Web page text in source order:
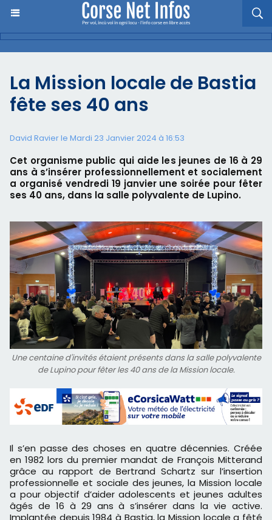
La Mission locale de Bastia
fête ses 40 ans
David Ravier le Mardi 23 Janvier 2024 à 16:53
Cet organisme public qui aide les jeunes de 16 à 29
ans à s’insérer professionnellement et socialement
a organisé vendredi 19 janvier une soirée pour fêter
ses 40 ans, dans la salle polyvalente de Lupino.
Une centaine d'invités étaient présents dans la salle polyvalente
de Lupino pour fêter les 40 ans de la Mission locale.
Il s’en passe des choses en quatre décennies. Créée
en 1982 lors du premier mandat de François Mitterand
grâce au rapport de Bertrand Schartz sur l’insertion
professionnelle et sociale des jeunes, la Mission locale
a pour objectif d’aider adolescents et jeunes adultes
âgés de 16 à 29 ans à s’insérer dans la vie active.
Implantée depuis 1984 à Bastia, la Mission locale a fêté